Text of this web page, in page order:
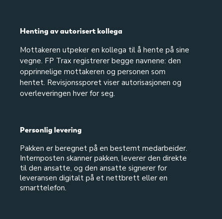
Henting av autorisert kollega
Mottakeren utpeker en kollega til å hente på sine
vegne. FP Trax registrerer begge navnene: den
opprinnelige mottakeren og personen som
hentet. Revisjonssporet viser autorisasjonen og
overleveringen hver for seg.
Personlig levering
Pakken er beregnet på en bestemt medarbeider.
Internposten skanner pakken, leverer den direkte
til den ansatte, og den ansatte signerer for
leveransen digitalt på et nettbrett eller en
smarttelefon.